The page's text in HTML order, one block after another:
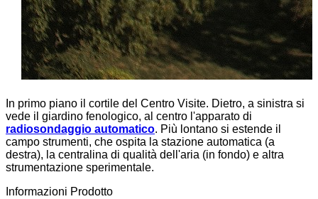
In primo piano il cortile del Centro Visite. Dietro, a sinistra si
vede il giardino fenologico, al centro l'apparato di
radiosondaggio automatico. Più lontano si estende il
campo strumenti, che ospita la stazione automatica (a
destra), la centralina di qualità dell'aria (in fondo) e altra
strumentazione sperimentale.
Informazioni Prodotto